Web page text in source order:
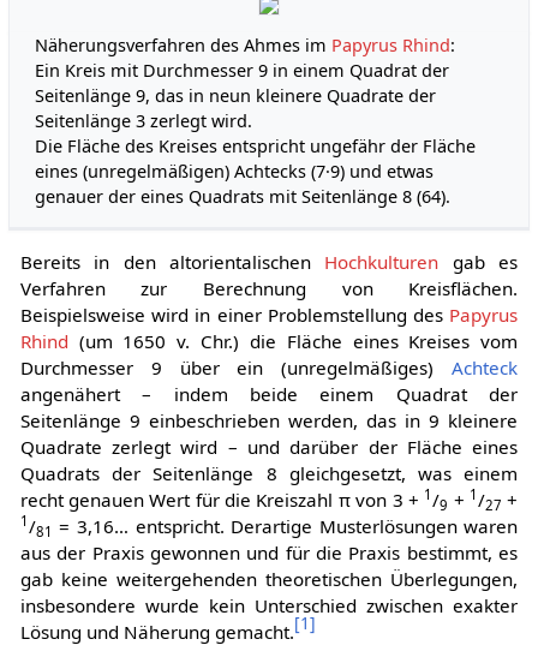
Näherungsverfahren des Ahmes im Papyrus Rhind:
Ein Kreis mit Durchmesser 9 in einem Quadrat der
Seitenlänge 9, das in neun kleinere Quadrate der
Seitenlänge 3 zerlegt wird.
Die Fläche des Kreises entspricht ungefähr der Fläche
eines (unregelmäßigen) Achtecks (7·9) und etwas
genauer der eines Quadrats mit Seitenlänge 8 (64).
Bereits in den altorientalischen Hochkulturen gab es
Verfahren zur Berechnung von Kreisflächen.
Beispielsweise wird in einer Problemstellung des Papyrus
Rhind (um 1650 v. Chr.) die Fläche eines Kreises vom
Durchmesser 9 über ein (unregelmäßiges)Achteck
angenähert – indem beide einem Quadrat der
Seitenlänge 9 einbeschrieben werden, das in 9 kleinere
Quadrate zerlegt wird – und darüber der Fläche eines
Quadrats der Seitenlänge 8 gleichgesetzt, was einem
recht genauen Wert für die Kreiszahl π von 3 + 1 /9 + 1 /27 +
1 /81 = 3,16… entspricht. Derartige Musterlösungen waren
aus der Praxis gewonnen und für die Praxis bestimmt, es
gab keine weitergehenden theoretischen Überlegungen,
insbesondere wurde kein Unterschied zwischen exakter
Lösung und Näherung gemacht.[1]